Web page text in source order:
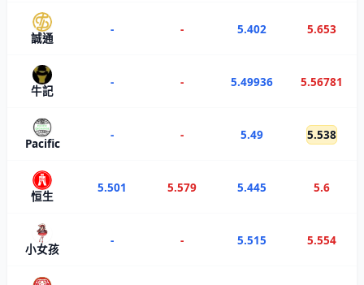
誠通
- - 5.402 5.653
牛記
- - 5.49936 5.56781
Pacific
- - 5.49 5.538
恒生
5.501 5.579 5.445 5.6
小女孩
- - 5.515 5.554